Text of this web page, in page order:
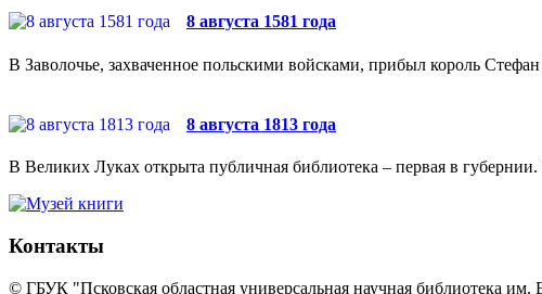
8 августа 1581 года
В Заволочье, захваченное польскими войсками, прибыл король
8 августа 1813 года
В Великих Луках открыта публичная библиотека – первая в
Контакты
© ГБУК "Псковская областная универсальная научная библиотека им.